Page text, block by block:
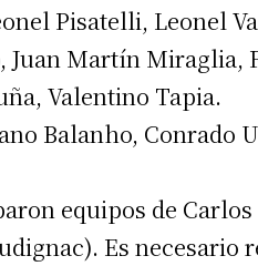
Pisatelli, Leonel
Juan Martín Miraglia,
Valentino Tapia.
Balanho, Conrado
equipos de
Es necesario